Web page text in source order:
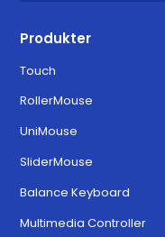
Produkter
Touch
RollerMouse
UniMouse
SliderMouse
Balance Keyboard
Multimedia Controller